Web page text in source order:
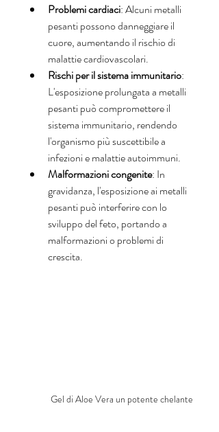
Problemi cardiaci: Alcuni metalli
pesanti possono danneggiare il
cuore, aumentando il rischio di
malattie cardiovascolari.
Rischi per il sistema immunitario:
L'esposizione prolungata a metalli
pesanti può compromettere il
sistema immunitario, rendendo
l'organismo più suscettibile a
infezioni e malattie autoimmuni.
Malformazioni congenite: In
gravidanza, l'esposizione ai metalli
pesanti può interferire con lo
sviluppo del feto, portando a
malformazioni o problemi di
crescita.
Gel di Aloe Vera un potente chelante